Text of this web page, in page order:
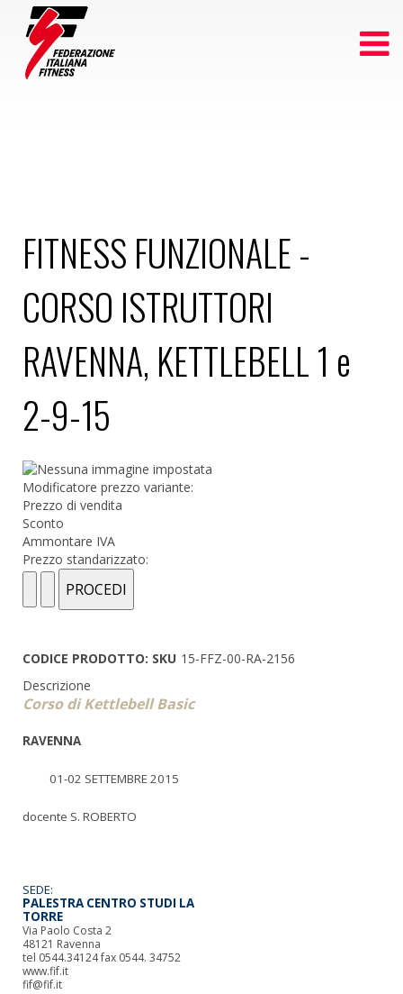
FITNESS FUNZIONALE -
CORSO ISTRUTTORI
RAVENNA, KETTLEBELL 1 e
2-9-15
Modificatore prezzo variante:
Prezzo di vendita
Sconto
Ammontare IVA
Prezzo standarizzato:
CODICE PRODOTTO: SKU 15-FFZ-00-RA-2156
Descrizione
Corso di Kettlebell Basic
RAVENNA
01-02 SETTEMBRE 2015
docente S. ROBERTO
SEDE:
PALESTRA CENTRO STUDI LA
TORRE
Via Paolo Costa 2
48121 Ravenna
tel 0544.34124 fax 0544. 34752
www.fif.it
fif@fif.it